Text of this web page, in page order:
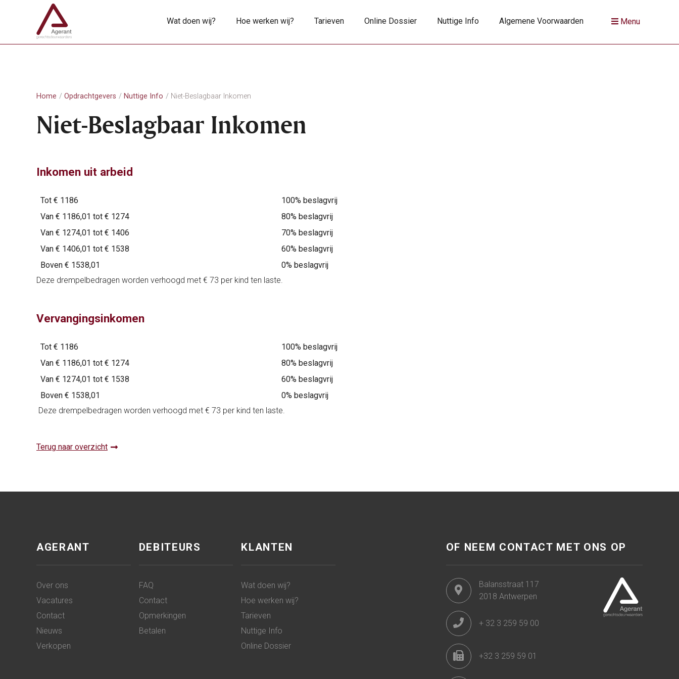
Menu
Wat doen wij? Hoe werken wij? Tarieven Online Dossier Nuttige Info Algemene Voorwaarden
Home Opdrachtgevers Nuttige Info Niet-Beslagbaar Inkomen
Niet-Beslagbaar Inkomen
Inkomen uit arbeid
Tot € 1186
100% beslagvrij
Van € 1186,01 tot € 1274
80% beslagvrij
Van € 1274,01 tot € 1406
70% beslagvrij
Van € 1406,01 tot € 1538
60% beslagvrij
Boven € 1538,01
0% beslagvrij
Deze drempelbedragen worden verhoogd met € 73 per kind ten laste.
Vervangingsinkomen
Tot € 1186
100% beslagvrij
Van € 1186,01 tot € 1274
80% beslagvrij
Van € 1274,01 tot € 1538
60% beslagvrij
Boven € 1538,01
0% beslagvrij
Deze drempelbedragen worden verhoogd met € 73 per kind ten laste.
Terug naar overzicht
OF NEEM CONTACT MET ONS OP
Balansstraat 117
2018 Antwerpen
+ 32 3 259 59 00
+32 3 259 59 01
AGERANT
Over ons
Vacatures
Contact
Nieuws
Verkopen
DEBITEURS
FAQ
Contact
Opmerkingen
Betalen
KLANTEN
Wat doen wij?
Hoe werken wij?
Tarieven
Nuttige Info
Online Dossier